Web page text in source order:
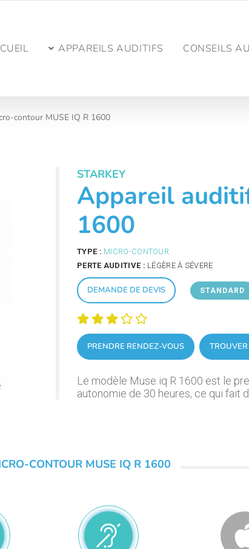
APPAREILS AUDITIFS CONSEILS
contour MUSE IQ R 1600
STARKEY
Appareil
1600
TYPE : MICRO-CONTOUR
PERTE AUDITIVE : LÉGÈRE À SÉVERE
DEMANDE DE DEVIS STANDARD
PRENDRE RENDEZ-VOUS
Le modèle Muse iq R 1600 est le
autonomie de 30 heures, ce qui fait
CONTOUR MUSE IQ R 1600